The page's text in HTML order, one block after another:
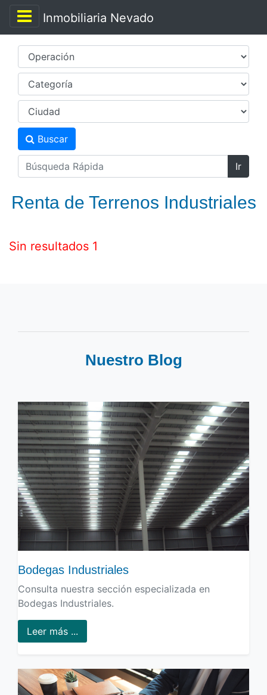
Inmobiliaria Nevado
Buscar
Ir
Renta de Terrenos Industriales
Sin resultados 1
Nuestro Blog
Bodegas Industriales
Consulta nuestra sección especializada en
Bodegas Industriales.
Leer más ...